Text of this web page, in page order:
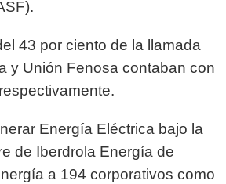
43 por ciento de la llamada
y Unión Fenosa contaban con
Energía Eléctrica bajo la
de Iberdrola Energía de
a 194 corporativos como